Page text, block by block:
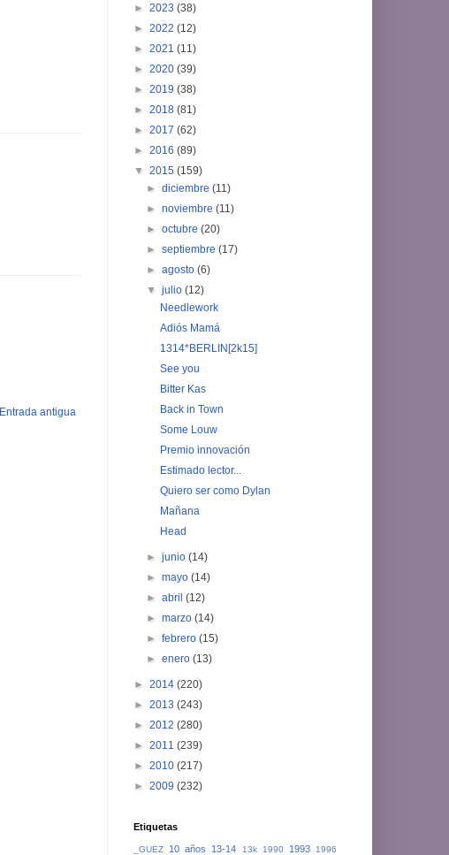
Entrada antigua
► 2023 (38)
► 2022 (12)
► 2021 (11)
► 2020 (39)
► 2019 (38)
► 2018 (81)
► 2017 (62)
► 2016 (89)
▼ 2015 (159)
►diciembre(11)
►noviembre(11)
►octubre(20)
►septiembre(17)
►agosto(6)
▼julio(12)
Needlework
Adiós Mamá
1314*BERLIN[2k15]
See you
Bitter Kas
Back in Town
Some Louw
Premio innovación
Estimado lector...
Quiero ser como Dylan
Mañana
Head
►junio(14)
►mayo(14)
►abril(12)
►marzo(14)
►febrero(15)
►enero(13)
► 2014 (220)
► 2013 (243)
► 2012 (280)
► 2011 (239)
► 2010 (217)
► 2009 (232)
Etiquetas
_GUEZ 10 años 13-14 13k 1990 1993
1996